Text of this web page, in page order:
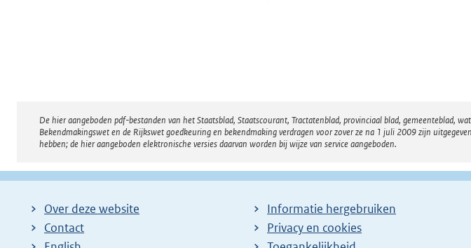
Disclaimer
De hier aangeboden pdf-bestanden van het Staatsblad, Staatscourant, Tractatenblad, provinciaal blad, gemeenteblad,
Bekendmakingswet en de Rijkswet goedkeuring en bekendmaking verdragen voor zover ze na 1 juli 2009 zijn
hebben; de hier aangeboden elektronische versies daarvan worden bij wijze van service aangeboden.
Over deze website
Contact
Informatie hergebruiken
Privacy en cookies